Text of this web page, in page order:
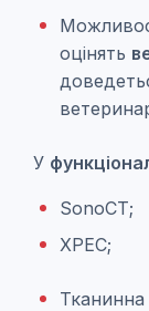
оцінять
У
SonoСТ;
ХРЕС;
Тканинна